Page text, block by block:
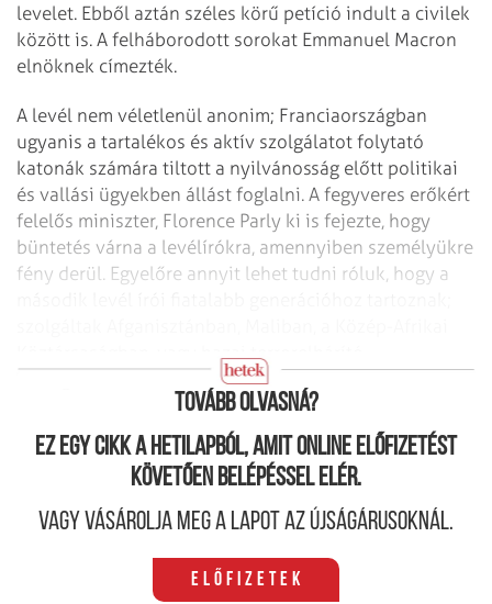
levelet. Ebből aztán széles körű petíció indult a civilek
között is. A felháborodott sorokat Emmanuel Macron
elnöknek címezték.
A levél nem véletlenül anonim; Franciaországban
ugyanis a tartalékos és aktív szolgálatot folytató
katonák számára tiltott a nyilvánosság előtt politikai
és vallási ügyekben állást foglalni. A fegyveres erőkért
felelős miniszter, Florence Parly ki is fejezte, hogy
büntetés várna a levél­írókra, amennyiben személyükre
fény derül. Egyelőre annyit lehet tudni róluk, hogy a
Tovább olvasná?
Ez egy cikk a hetilapból, amit online előfizetést
követően belépéssel elér.
Vagy vásárolja meg a lapot az újságárusoknál.
Előfizetek